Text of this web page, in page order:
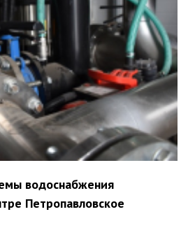
водоснабжения
Петропавловское